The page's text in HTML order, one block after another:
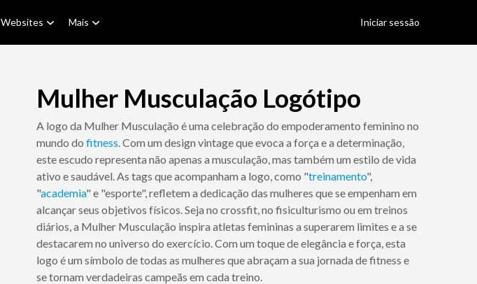
Websites Mais Iniciar sessão
Mulher Musculação Logótipo
A logo da Mulher Musculação é uma celebração do empoderamento feminino no
mundo do fitness. Com um design vintage que evoca a força e a determinação,
este escudo representa não apenas a musculação, mas também um estilo de vida
ativo e saudável. As tags que acompanham a logo, como "treinamento",
"academia" e "esporte", refletem a dedicação das mulheres que se empenham em
alcançar seus objetivos físicos. Seja no crossfit, no fisiculturismo ou em treinos
diários, a Mulher Musculação inspira atletas femininas a superarem limites e a se
destacarem no universo do exercício. Com um toque de elegância e força, esta
logo é um símbolo de todas as mulheres que abraçam a sua jornada de fitness e
se tornam verdadeiras campeãs em cada treino.